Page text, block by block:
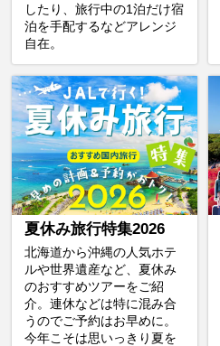
したり、旅行中の1泊だけ宿
泊を手配するなどアレンジ
自在。
夏休み旅行特集2026
北海道から沖縄の人気ホテ
ルや世界遺産など、夏休み
のおすすめツアーをご紹
介。連休などは特に混み合
うのでご予約はお早めに。
今年こそは思いっきり夏を